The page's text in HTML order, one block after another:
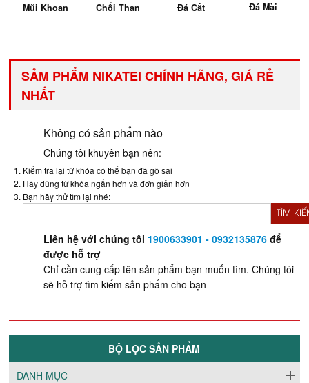
Mũi Khoan Chổi Than Đá Cắt Đá Mài
SẢM PHẨM NIKATEI CHÍNH HÃNG, GIÁ RẺ
NHẤT
Không có sản phẩm nào
Chúng tôi khuyên bạn nên:
Kiểm tra lại từ khóa có thể bạn đã gõ sai
Hãy dùng từ khóa ngắn hơn và đơn giản hơn
Bạn hãy thử tìm lại nhé:
TÌM
Liên hệ với chúng tôi 1900633901 - 0932135876 để
được hỗ trợ
Chỉ cần cung cấp tên sản phẩm bạn muốn tìm. Chúng tôi
sẽ hỗ trợ tìm kiếm sản phẩm cho bạn
BỘ LỌC SẢN PHẨM
DANH MỤC